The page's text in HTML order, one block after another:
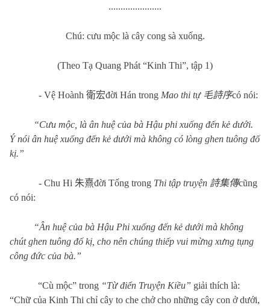
......................
Chú: cưu mộc là cây cong sà xuống.
(Theo Tạ Quang Phát “Kinh Thi”, tập 1)
- Vệ Hoành 衛宏đời Hán trong Mao thi tự 毛詩序có nói:
“Cưu mộc, là ân huệ của bà Hậu phi xuống đến kẻ dưới.
Ý nói ân huệ xuống đến kẻ dưới mà không có lòng ghen tuông đố
kị.”
- Chu Hi 朱熹đời Tống trong Thi tập truyện 詩集傳cũng
có nói:
“Ân huệ của bà Hậu Phi xuống đến kẻ dưới mà không
chút ghen tuông đố kị, cho nên chúng thiếp vui mừng xưng tụng
công đức của bà.”
“Cù mộc”trong “Từ điển Truyện Kiều” giải thích là:
“Chữ của Kinh Thi chỉ cây to che chở cho những cây con ở dưới,